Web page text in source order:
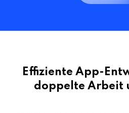
Effiziente App-
doppelte Arbeit